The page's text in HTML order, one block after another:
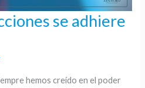
se adhiere
hemos creído en el poder